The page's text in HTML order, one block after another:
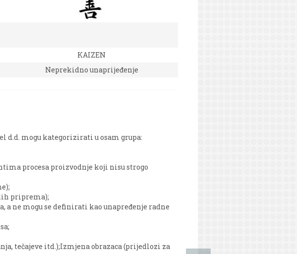
KAIZEN
Neprekidno unaprijeđenje
d.d. mogu kategorizirati u osam grupa:
procesa proizvodnje koji nisu strogo
priprema);
a ne mogu se definirati kao unapređenje radne
tečajeve itd.);Izmjena obrazaca (prijedlozi za